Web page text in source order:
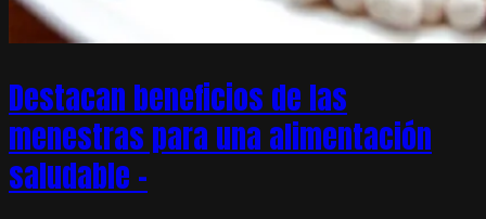
Destacan beneficios de las
menestras para una alimentación
saludable –